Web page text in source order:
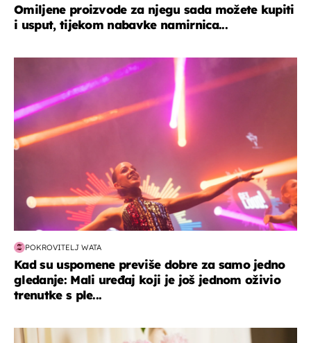
Omiljene proizvode za njegu sada možete kupiti
i usput, tijekom nabavke namirnica...
POKROVITELJ WATA
Kad su uspomene previše dobre za samo jedno
gledanje: Mali uređaj koji je još jednom oživio
trenutke s ple...
moda & ljepota